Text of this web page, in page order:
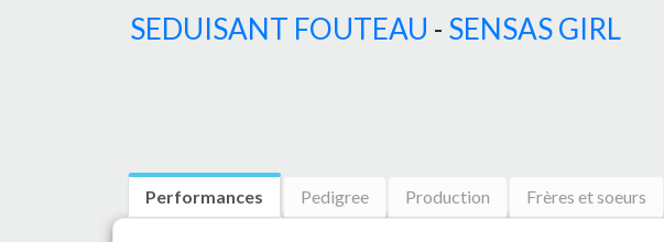
SEDUISANT FOUTEAU - SENSAS GIRL
Performances Pedigree Production Frères et soeurs